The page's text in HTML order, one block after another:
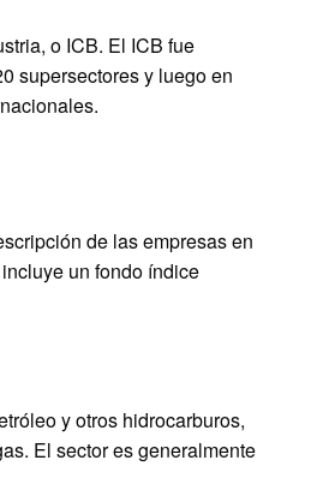
o ICB. El ICB fue
supersectores y luego en
de las empresas en
un fondo índice
y otros hidrocarburos,
El sector es generalmente